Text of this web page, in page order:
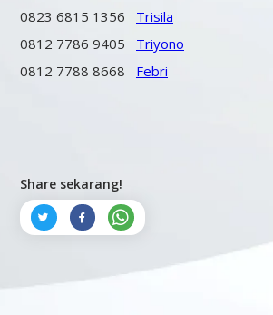
0823 6815 1356 Trisila
0812 7786 9405 Triyono
0812 7788 8668 Febri
Share sekarang!
  